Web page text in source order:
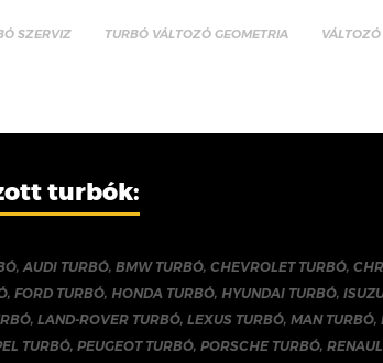
SZERVIZ TURBÓ VÁLTOZÓ GEOMETRIA
turbók:
,AUDI TURBÓ, BMW TURBÓ, CHEVROLET TURBÓ,
, FORD TURBÓ, HONDA TURBÓ, HYUNDAI TURBÓ,
, LAND-ROVER TURBÓ, LEXUS TURBÓ, MAN TURBÓ,
TURBÓ, PEUGEOT TURBÓ, PORSCHE TURBÓ,